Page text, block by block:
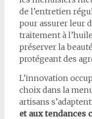
de l’entretien
pour assurer leur
traitement à
préserver la
protégeant des
L’innovation
choix dans la
artisans
et aux tendances